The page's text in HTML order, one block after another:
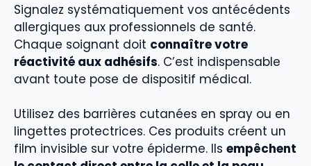
Signalez systématiquement vos antécédents
allergiques aux professionnels de santé.
Chaque soignant doit connaître votre
réactivité aux adhésifs. C’est indispensable
avant toute pose de dispositif médical.
Utilisez des barrières cutanées en spray ou en
lingettes protectrices. Ces produits créent un
film invisible sur votre épiderme. Ils empêchent